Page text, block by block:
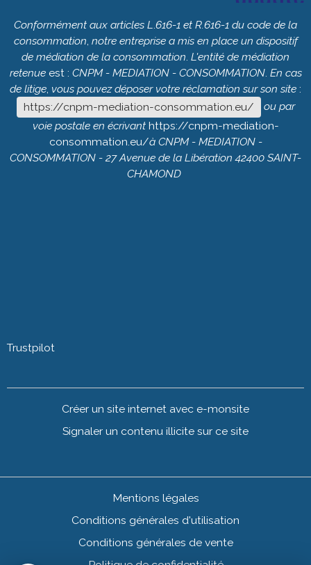
Conformément aux articles L 616-1 et R.616-1 du code de la
consommation notre entreprise a mis en place un dispositif
de médiation de la consommation L'entité de médiation
retenueest : CNPM - MEDIATION - CONSOMMATION. En cas
de litige vous pouvez déposer votre réclamation sur son site :
https://cnpm-mediation-consommation.eu/
ou par
voie postale en écrivanthttps://cnpm-mediation-
consommation.eu/à CNPM - MEDIATION -
CONSOMMATION - 27 Avenue de la Libération 42400 SAINT-
CHAMOND
Trustpilot
Créer un site internet avec e-monsite
Signaler un contenu illicite sur ce site
Mentions légales
Conditions générales d'utilisation
Conditions générales de vente